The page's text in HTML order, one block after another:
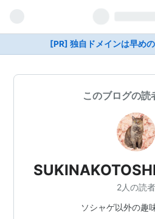
[PR] 独自ドメインは早め
このブログの読
2人の読者
ソシャゲ以外の趣